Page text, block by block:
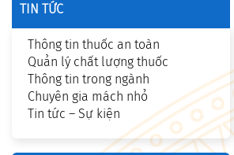
TIN TỨC
Thông tin thuốc an toàn
Quản lý chất lượng thuốc
Thông tin trong ngành
Chuyên gia mách nhỏ
Tin tức – Sự kiện